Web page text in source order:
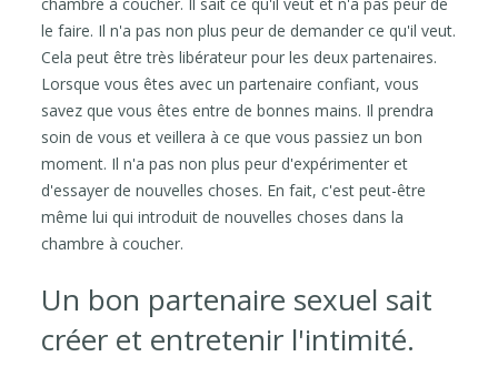
le faire. Il n'a pas non plus peur de demander ce qu'il veut.
Cela peut être très libérateur pour les deux partenaires.
Lorsque vous êtes avec un partenaire confiant, vous
savez que vous êtes entre de bonnes mains. Il prendra
soin de vous et veillera à ce que vous passiez un bon
moment. Il n'a pas non plus peur d'expérimenter et
d'essayer de nouvelles choses. En fait, c'est peut-être
même lui qui introduit de nouvelles choses dans la
chambre à coucher.
Un bon partenaire sexuel sait
créer et entretenir l'intimité.